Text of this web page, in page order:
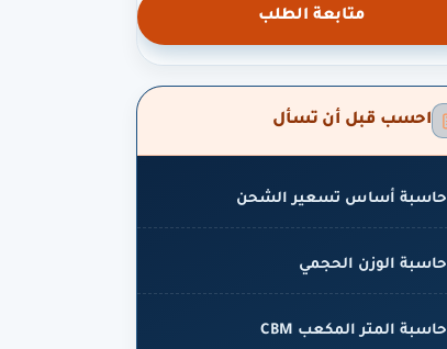
متابعة الطلب
احسب قبل أن تسأل
حاسبة أساس تسعير الشحن
حاسبة الوزن الحجمي
حاسبة المتر المكعب CBM